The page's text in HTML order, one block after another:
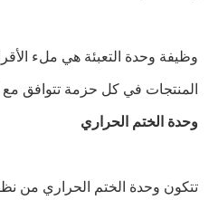
وظيفة وحدة التعبئة هي ملء
المنتجات في كل حزمة تتوافق مع
وحدة الختم الحراري
تتكون وحدة الختم الحراري من